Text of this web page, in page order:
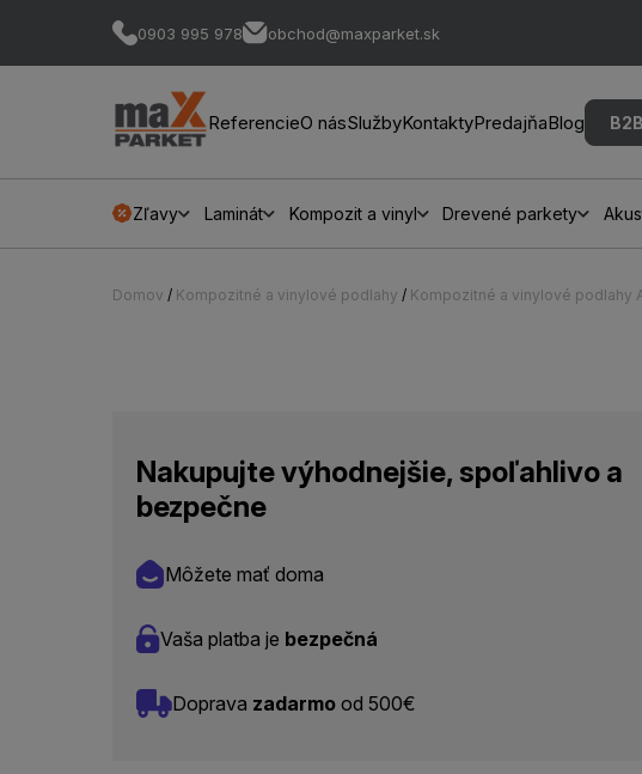
0903 995 978 obchod@maxparket.sk
ReferencieO násSlužbyKontaktyPredajňaBlog B2B
Zľavy Laminát Kompozit a vinyl Drevené parkety
Domov / Kompozitné a vinylové podlahy / Kompozitné a vinylové podlahy
Nakupujte výhodnejšie, spoľahlivo a
bezpečne
Môžete mať doma
Vaša platba je bezpečná
Doprava zadarmo od 500€